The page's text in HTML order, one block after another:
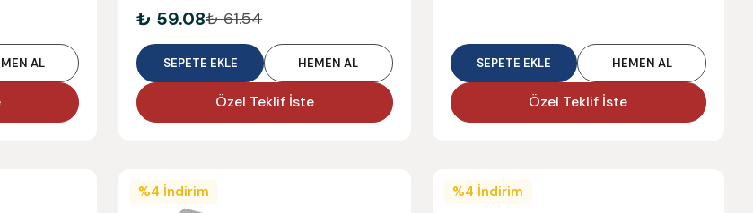
AL
₺ 59.08₺ 61.54
SEPETE EKLE HEMEN AL
Özel Teklif İste
SEPETE EKLE HEMEN AL
Özel Teklif İste
%4 İndirim %4 İndirim